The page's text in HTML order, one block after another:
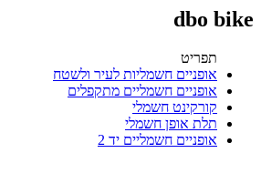
dbo bike
תפריט
אופניים חשמליות לעיר ולשטח
אופניים חשמליים מתקפלים
קורקינט חשמלי
תלת אופן חשמלי
אופניים חשמליים יד 2